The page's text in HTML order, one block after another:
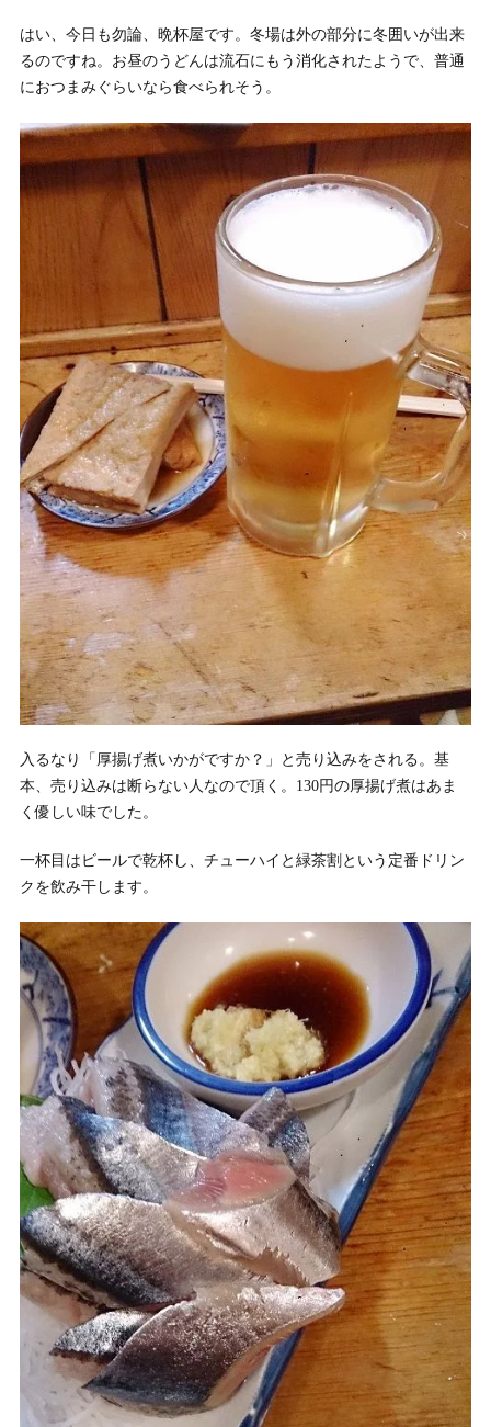
はい、今日も勿論、晩杯屋です。冬場は外の部分に冬囲いが出来
るのですね。お昼のうどんは流石にもう消化されたようで、普通
におつまみぐらいなら食べられそう。
入るなり「厚揚げ煮いかがですか？」と売り込みをされる。基
本、売り込みは断らない人なので頂く。130円の厚揚げ煮はあま
く優しい味でした。
一杯目はビールで乾杯し、チューハイと緑茶割という定番ドリン
クを飲み干します。